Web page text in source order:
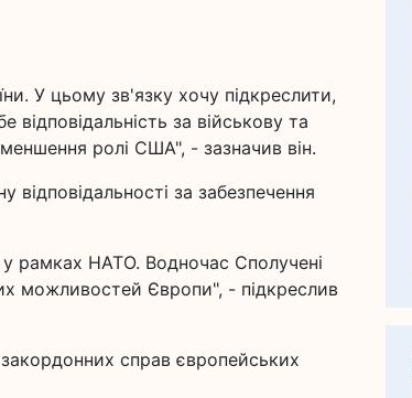
У цьому зв'язку хочу підкреслити,
за військову та
ролі США", - зазначив він.
за забезпечення
рамках НАТО. Водночас Сполучені
можливостей Європи", - підкреслив
закордонних справ європейських